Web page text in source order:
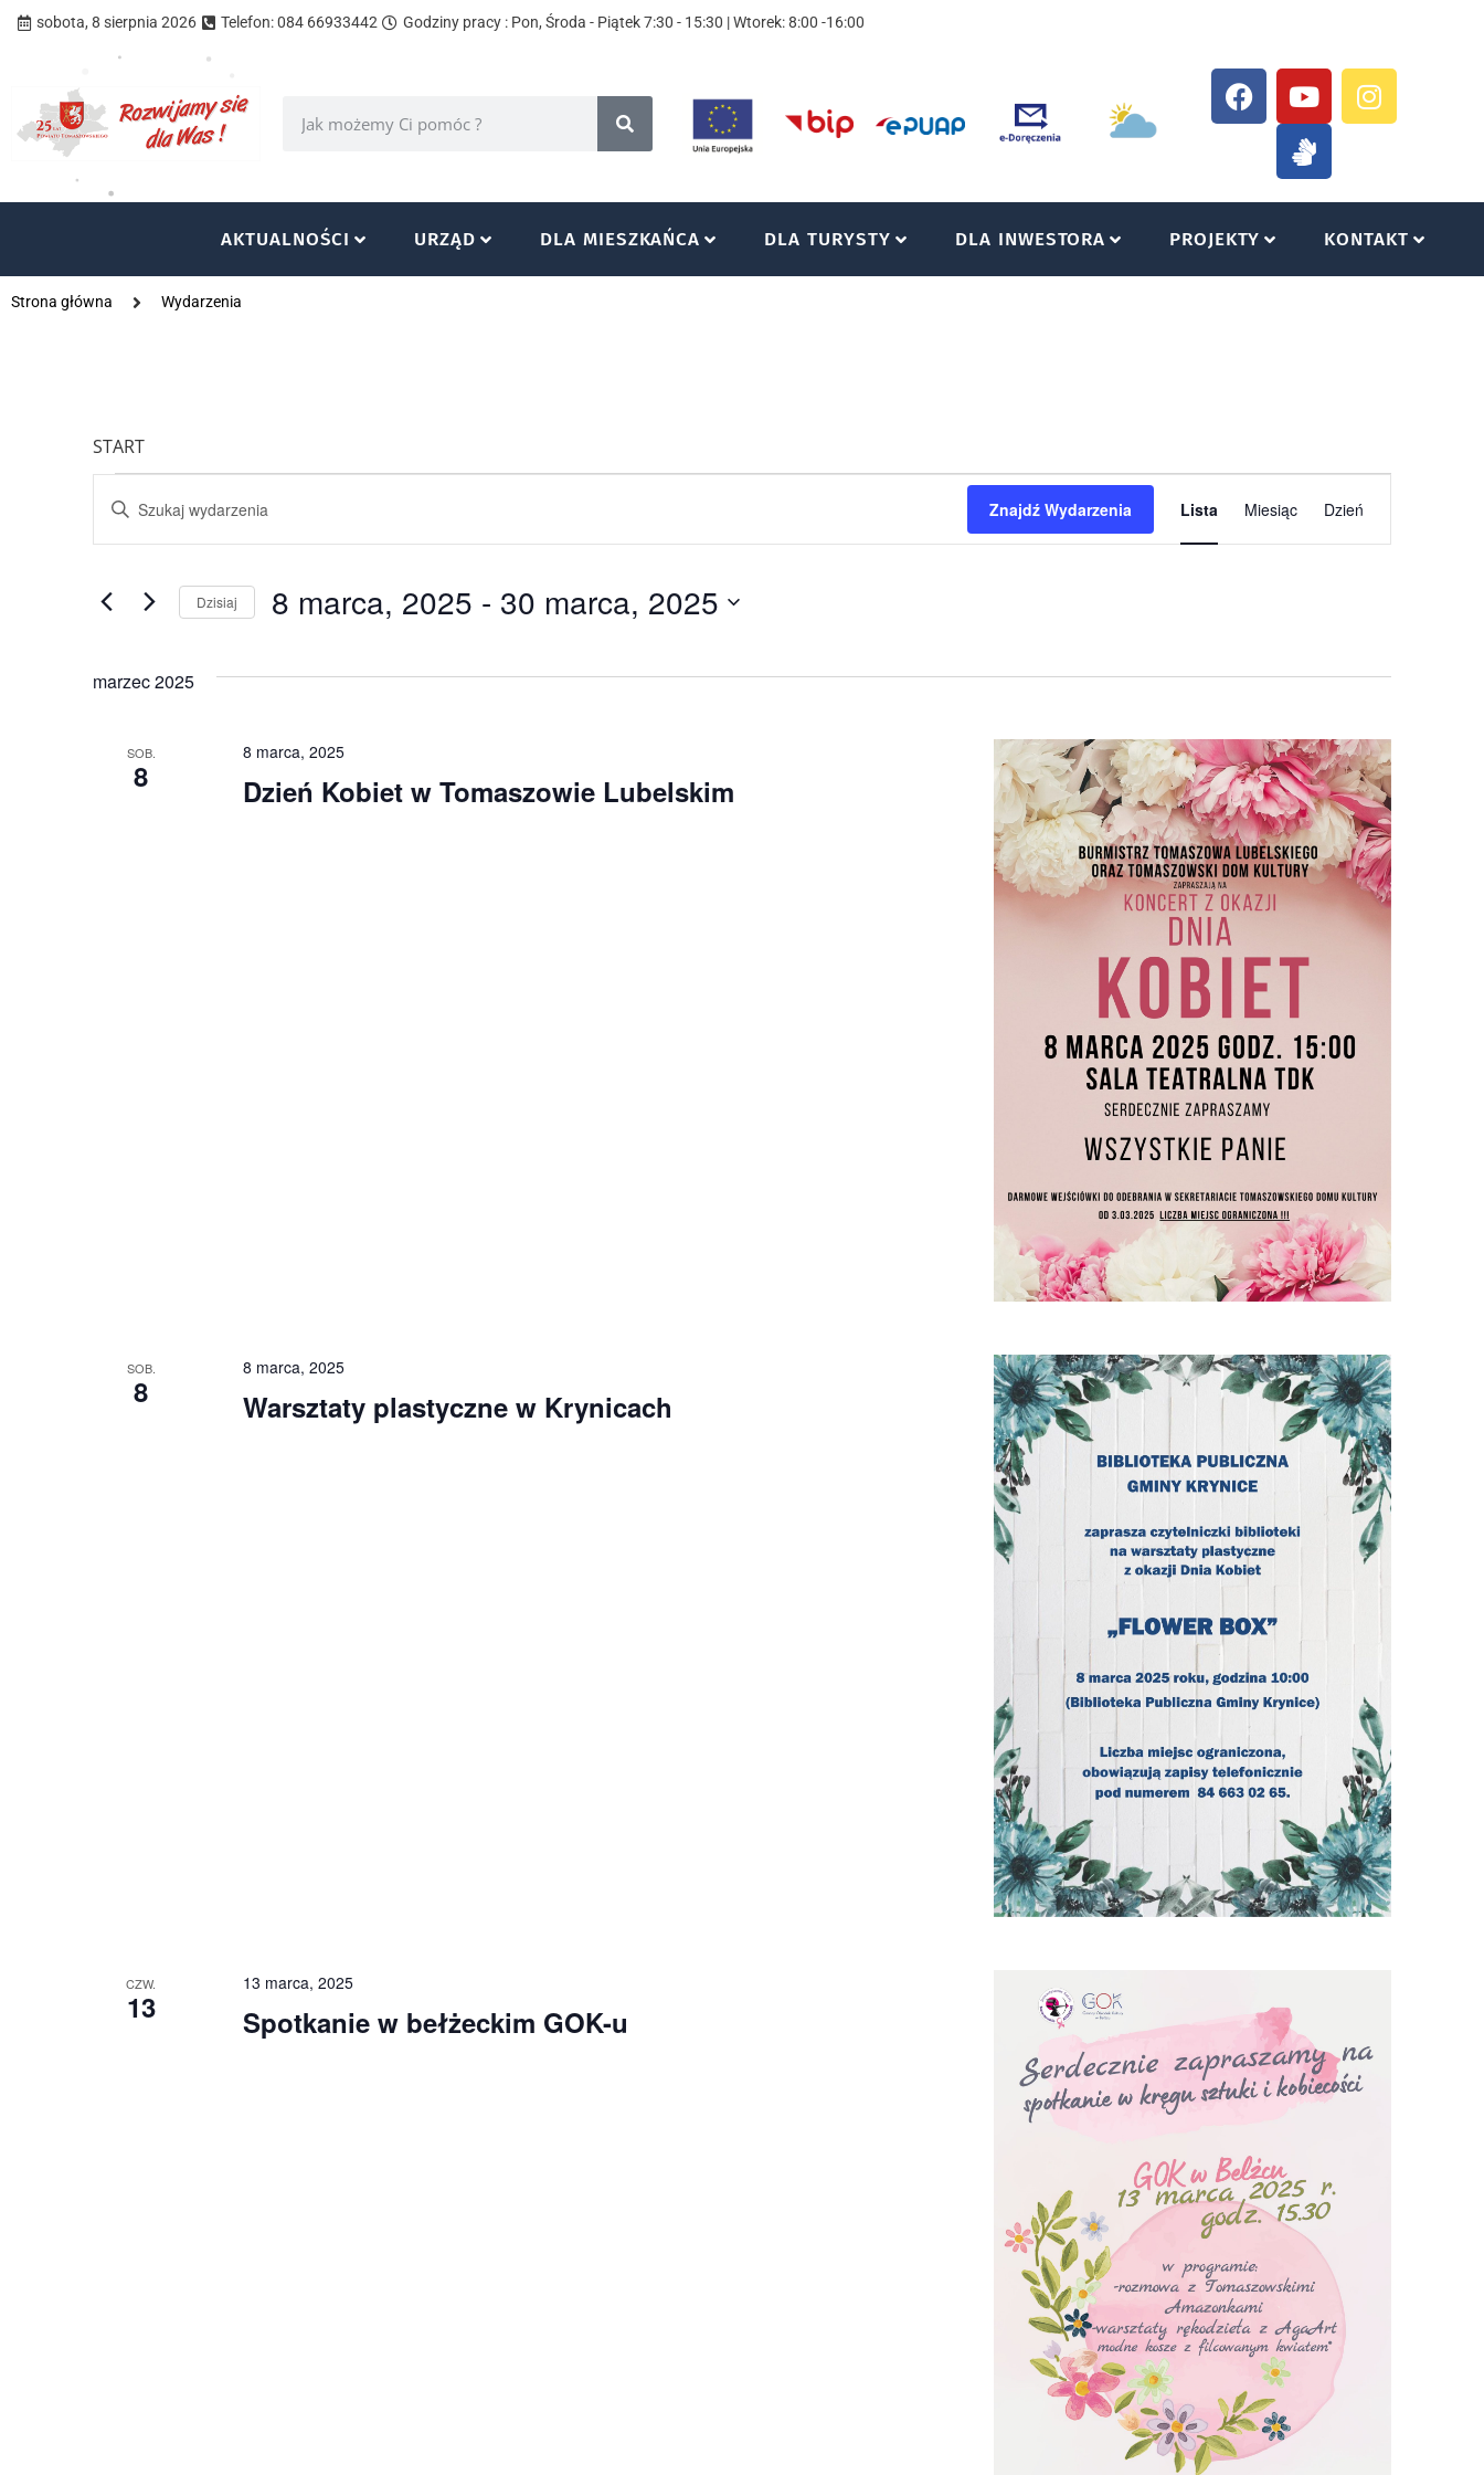
sobota, 8 sierpnia 2026 Telefon: 084 66933442 Godziny pracy : Pon, Środa - Piątek 7:30 - 15:30 | Wtorek: 8:00 -16:00
AKTUALNOŚCI URZĄD DLA MIESZKAŃCA DLA TURYSTY DLA INWESTORA PROJEKTY KONTAKT
Strona główna Wydarzenia
START
Wydarzenia
Nawigacja
wyszukiwaniu
widokach
Wpisz
słowo
Szukaj
kluczowego
Wydarzenia.
Znajdź Wydarzenia
Widoki
Lista Miesiąc Dzień
Dzisiaj 8 marca, 2025 - 30 marca, 2025
marzec 2025
SOB.
8 Dzień Kobiet w Tomaszowie Lubelskim
8 marca, 2025
SOB.
8 Warsztaty plastyczne w Krynicach
8 marca, 2025
CZW.
13 Spotkanie w bełżeckim GOK-u
13 marca, 2025